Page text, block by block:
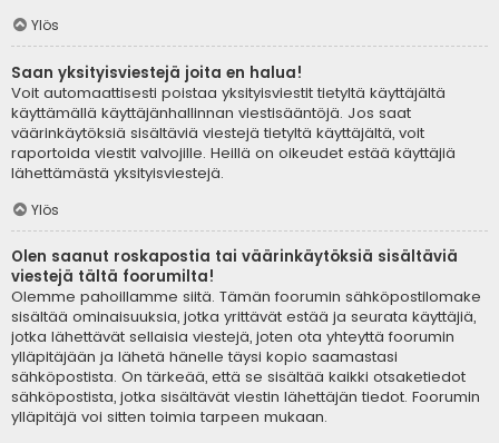
Ylös
Saan yksityisviestejä joita en halua!
Voit automaattisesti poistaa yksityisviestit tietyltä käyttäjältä
käyttämällä käyttäjänhallinnan viestisääntöjä. Jos saat
väärinkäytöksiä sisältäviä viestejä tietyltä käyttäjältä, voit
raportoida viestit valvojille. Heillä on oikeudet estää käyttäjiä
lähettämästä yksityisviestejä.
Ylös
Olen saanut roskapostia tai väärinkäytöksiä sisältäviä
viestejä tältä foorumilta!
Olemme pahoillamme siitä. Tämän foorumin sähköpostilomake
sisältää ominaisuuksia, jotka yrittävät estää ja seurata käyttäjiä,
jotka lähettävät sellaisia viestejä, joten ota yhteyttä foorumin
ylläpitäjään ja lähetä hänelle täysi kopio saamastasi
sähköpostista. On tärkeää, että se sisältää kaikki otsaketiedot
sähköpostista, jotka sisältävät viestin lähettäjän tiedot. Foorumin
ylläpitäjä voi sitten toimia tarpeen mukaan.